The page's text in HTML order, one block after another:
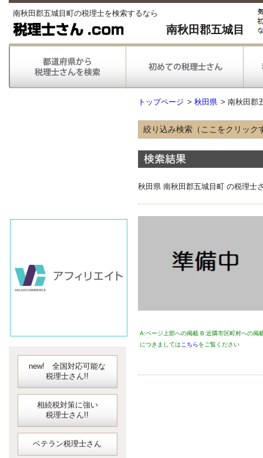
南秋田郡五城目町の税理士を検索するなら
南秋田郡五城目
new! 全国対応可能な
税理士さん!!
相続税対策に強い
税理士さん!!
ベテラン税理士さん
トップページ > 秋田県 > 南秋田郡
絞り込み検索（ここをクリック
得意な業種
情報通信
不動産
対応可能な
会計ソフト
弥生会計
秋田県 南秋田郡五城目町 の税理士
A:ページ上部への掲載 B:近隣市区町村への掲
につきましては こちらをご覧ください